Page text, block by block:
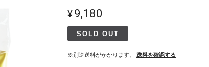
¥9,180
SOLD OUT
※別途送料がかかります。 送料を確認する